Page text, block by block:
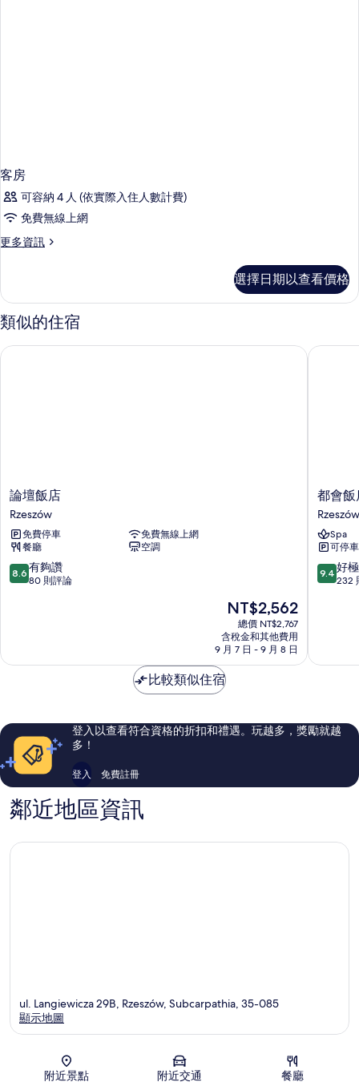
客房
可容納 4 人 (依實際入住人數計費)
免費無線上網
更多資訊
更
的
詳
情
選擇日期以查看價格
類似的住宿
論
壇
飯
店
Rzeszów
論壇飯店
Rzeszów
免費停車
免費無線上網
餐廳
空調
8.6
分，
夠
評
論
8.6 有夠讚
80 則評論
現
價
格
為
NT$2,562
總價 NT$2,767
含稅金和其他費用
9 月 7 日 - 9 月 8 日
論壇飯店
都
會
飯
店
Rzeszów
都會飯
Rzeszów
Spa
可停車
9.4
分，
極
評
論
9.4 好
232
都會飯店
比較類似住宿
登入以查看符合資格的折扣和禮遇。玩越多，獎勵就越
多！
登入 免費註冊
鄰近地區資訊
地圖
ul. Langiewicza 29B, Rzeszów, Subcarpathia, 35-085
顯示地圖
附近景點 附近交通 餐廳